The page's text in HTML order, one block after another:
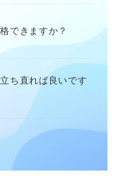
できますか？
ち直れば良いです